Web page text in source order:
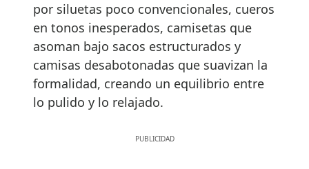
por siluetas poco convencionales, cueros
en tonos inesperados, camisetas que
asoman bajo sacos estructurados y
camisas desabotonadas que suavizan la
formalidad, creando un equilibrio entre
lo pulido y lo relajado.